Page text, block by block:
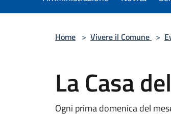
Home > Vivere il Comune >
La Casa
Ogni prima domenica del